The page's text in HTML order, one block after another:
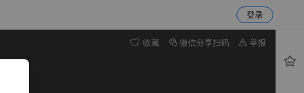
登录
收藏 微信分享扫码 举报